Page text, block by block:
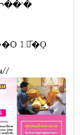
1.㺨ͧ�Ǫ